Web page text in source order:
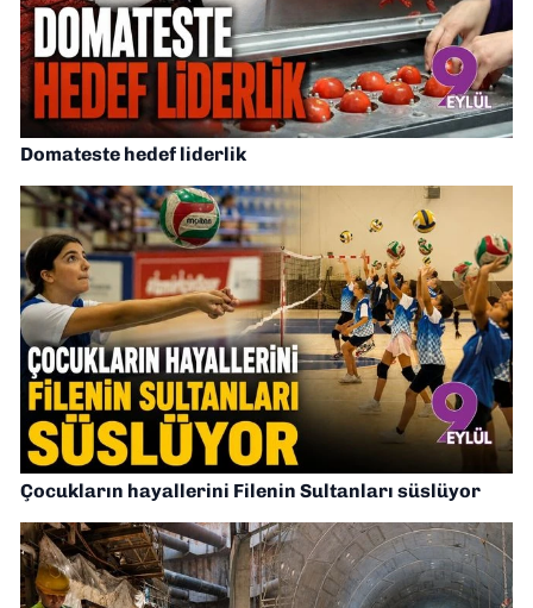
Domateste hedef liderlik
Çocukların hayallerini Filenin Sultanları süslüyor